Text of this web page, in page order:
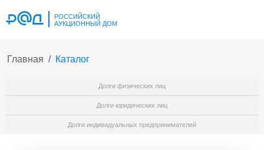
РОССИЙСКИЙ
АУКЦИОННЫЙ ДОМ
Главная / Каталог
Долги физических лиц
Долги юридических лиц
Долги индивидуальных предпринимателей